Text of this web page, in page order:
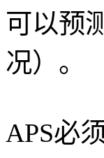
可以预
况）。
APS必